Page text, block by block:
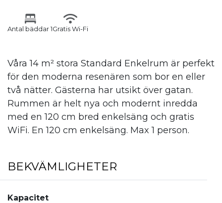
Antal bäddar 1Gratis Wi-Fi
Våra 14 m² stora Standard Enkelrum är perfekt
för den moderna resenären som bor en eller
två nätter. Gästerna har utsikt över gatan.
Rummen är helt nya och modernt inredda
med en 120 cm bred enkelsäng och gratis
WiFi. En 120 cm enkelsäng. Max 1 person.
BEKVÄMLIGHETER
Kapacitet